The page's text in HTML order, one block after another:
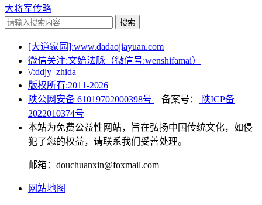
大将军传略
搜索
[大道家园]:www.dadaojiayuan.com
微信关注:文始法脉（微信号:wenshifamai）
\/:ddjy_zhida
版权所有:2011-2026
陕公网安备 61019702000398号
备案号：
陕ICP备
2022010374号
本站为免费公益性网站，旨在弘扬中国传统文化，如侵
犯了您的权益，请联系我们妥善处理。
邮箱：douchuanxin@foxmail.com
网站地图